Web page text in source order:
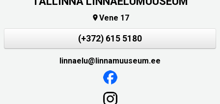
Vene 17
(+372) 615 5180
linnaelu@linnamuuseum.ee